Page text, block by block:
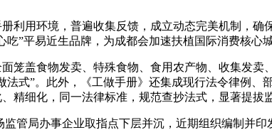
用环境，普遍收集反馈，成立动态完美机制，确
”平易近生品牌，为成都会加速扶植国际消费核心
盖食物发卖、特殊食物、食用农产物、收集发卖
法式”。此外，《工做手册》还集成现行法令律例
精细化，同一法律标准，规范查抄法式，显著提拔
局办事企业取指点下层并沉，近期组织编制并印